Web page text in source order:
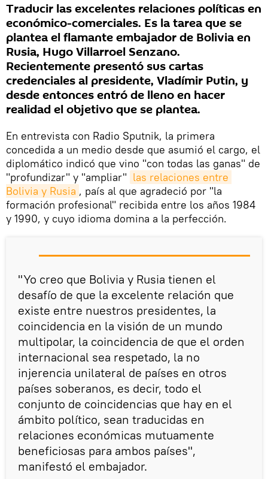
Traducir las excelentes relaciones políticas en
económico-comerciales. Es la tarea que se
plantea el flamante embajador de Bolivia en
Rusia, Hugo Villarroel Senzano.
Recientemente presentó sus cartas
credenciales al presidente, Vladímir Putin, y
desde entonces entró de lleno en hacer
realidad el objetivo que se plantea.
En entrevista con Radio Sputnik, la primera
concedida a un medio desde que asumió el cargo, el
diplomático indicó que vino "con todas las ganas" de
"profundizar" y "ampliar" las relaciones entre
Bolivia y Rusia , país al que agradeció por "la
formación profesional" recibida entre los años 1984
y 1990, y cuyo idioma domina a la perfección.
"Yo creo que Bolivia y Rusia tienen el
desafío de que la excelente relación que
existe entre nuestros presidentes, la
coincidencia en la visión de un mundo
multipolar, la coincidencia de que el orden
internacional sea respetado, la no
injerencia unilateral de países en otros
países soberanos, es decir, todo el
conjunto de coincidencias que hay en el
ámbito político, sean traducidas en
relaciones económicas mutuamente
beneficiosas para ambos países",
manifestó el embajador.